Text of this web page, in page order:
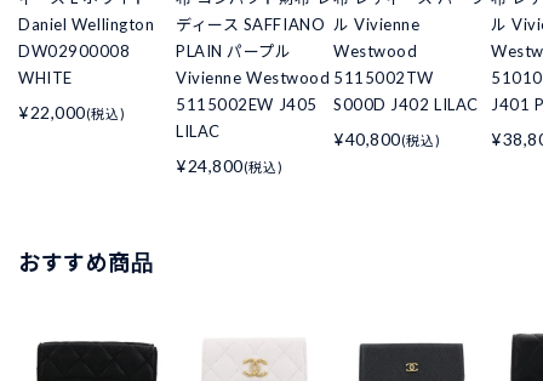
Daniel Wellington
DW02900008
WHITE
¥22,000(税込)
ディース SAFFIANO
PLAIN パープル
Vivienne Westwood
5115002EW J405
LILAC
¥24,800(税込)
ル Vivienne
Westwood
5115002TW
S000D J402 LILAC
¥40,800(税込)
ル
J401
おすすめ商品